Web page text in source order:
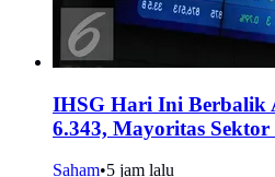
IHSG Hari Ini Berbalik
6.343, Mayoritas Sektor
Saham•5 jam lalu